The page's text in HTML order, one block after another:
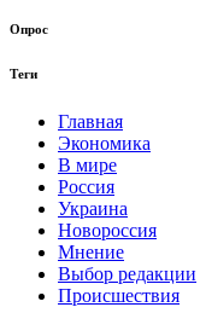
Опрос
Теги
Главная
Экономика
В мире
Россия
Украина
Новороссия
Мнение
Выбор редакции
Происшествия